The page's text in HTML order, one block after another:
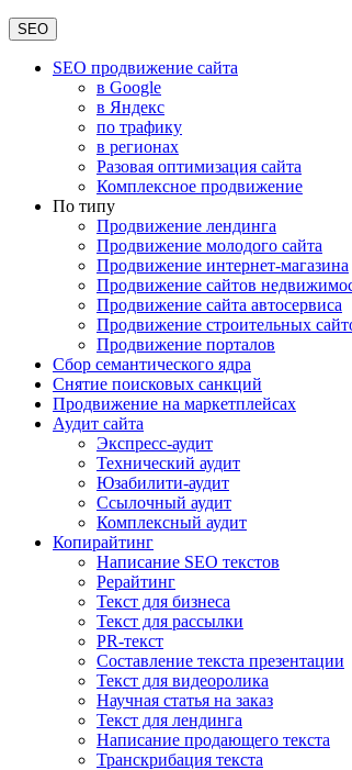
SEO
SEO продвижение сайта
в Google
в Яндекс
по трафику
в регионах
Разовая оптимизация сайта
Комплексное продвижение
По типу
Продвижение лендинга
Продвижение молодого сайта
Продвижение интернет-магазина
Продвижение сайтов
Продвижение сайта автосервиса
Продвижение строительных
Продвижение порталов
Сбор семантического ядра
Снятие поисковых санкций
Продвижение на маркетплейсах
Аудит сайта
Экспресс-аудит
Технический аудит
Юзабилити-аудит
Ссылочный аудит
Комплексный аудит
Копирайтинг
Написание SEO текстов
Рерайтинг
Текст для бизнеса
Текст для рассылки
PR-текст
Составление текста презентации
Текст для видеоролика
Научная статья на заказ
Текст для лендинга
Написание продающего текста
Транскрибация текста